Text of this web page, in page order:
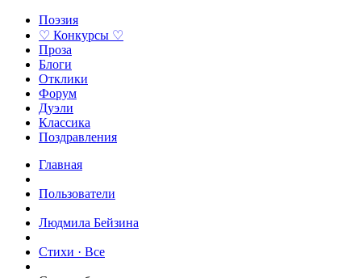
Поэзия
♡ Конкурсы ♡
Проза
Блоги
Отклики
Форум
Дуэли
Классика
Поздравления
Главная
Пользователи
Людмила Бейзина
Стихи · Все